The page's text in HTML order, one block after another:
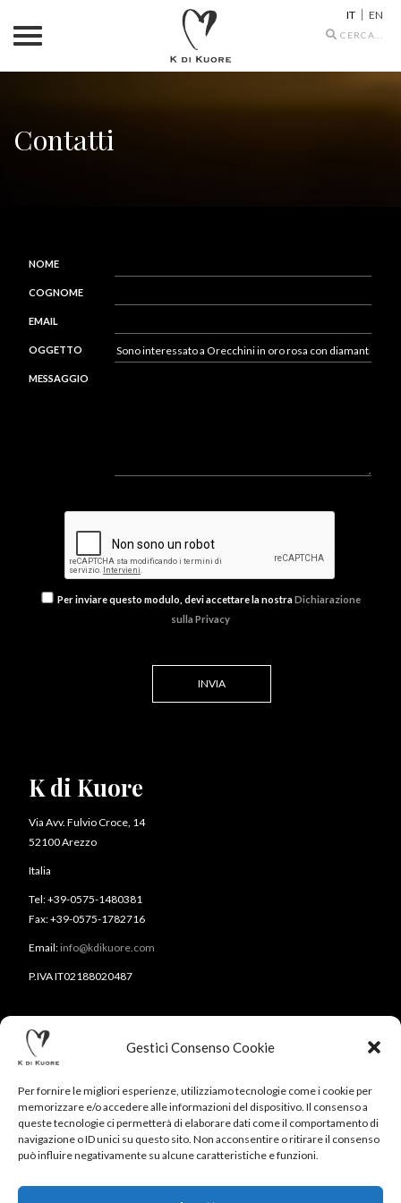
Gestici Consenso Cookie
Per fornire le migliori esperienze, utilizziamo tecnologie come i cookie per
memorizzare e/o accedere alle informazioni del dispositivo. Il consenso a
queste tecnologie ci permetterà di elaborare dati come il comportamento di
navigazione o ID unici su questo sito. Non acconsentire o ritirare il consenso
può influire negativamente su alcune caratteristiche e funzioni.
Search
IT EN
Contatti
NOME
COGNOME
EMAIL
OGGETTO
MESSAGGIO
Per inviare questo modulo, devi accettare la nostraDichiarazione
sulla Privacy
K di Kuore
Via Avv. Fulvio Croce, 14
52100 Arezzo
Italia
Tel: +39-0575-1480381
Fax: +39-0575-1782716
Email: info@kdikuore.com
P.IVA IT02188020487
CONTATTI NEWSLETTER PRESS PRIVACY POLICY
COOKIE POLICY RESERVED AREA